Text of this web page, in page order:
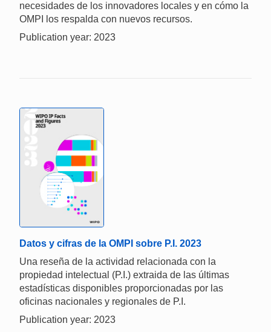
necesidades de los innovadores locales y en cómo la
OMPI los respalda con nuevos recursos.
Publication year: 2023
Datos y cifras de la OMPI sobre P.I. 2023
Una reseña de la actividad relacionada con la
propiedad intelectual (P.I.) extraida de las últimas
estadísticas disponibles proporcionadas por las
oficinas nacionales y regionales de P.I.
Publication year: 2023